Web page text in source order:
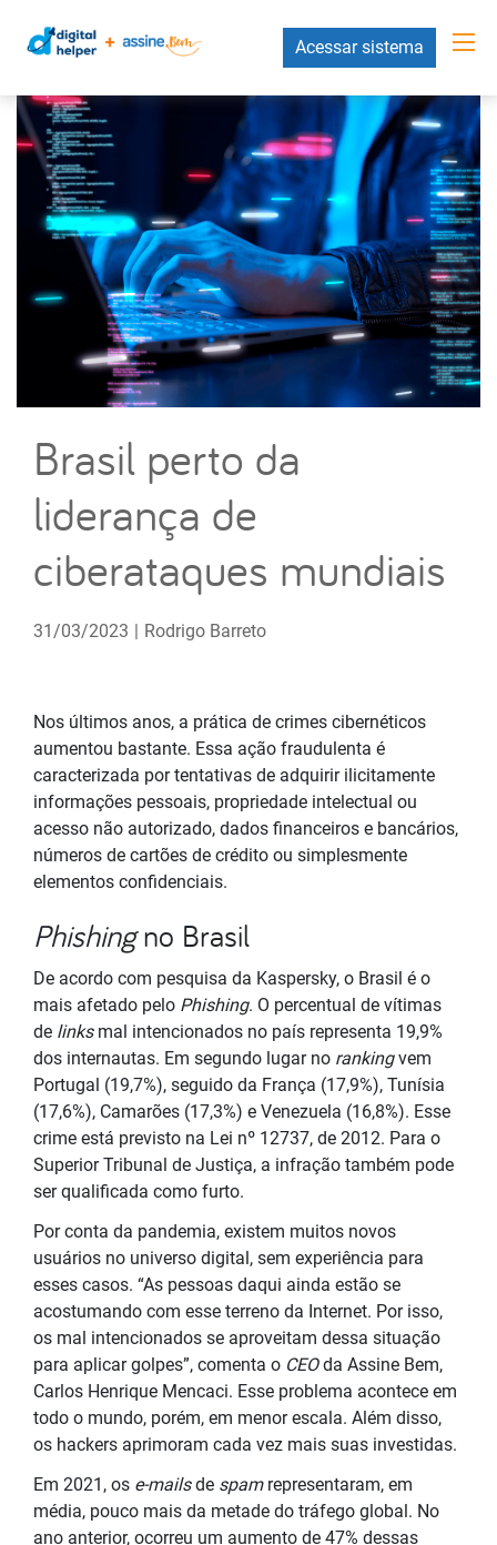
Acessar sistema
Brasil perto da
liderança de
ciberataques mundiais
31/03/2023 | Rodrigo Barreto
Nos últimos anos, a prática de crimes cibernéticos
aumentou bastante. Essa ação fraudulenta é
caracterizada por tentativas de adquirir ilicitamente
informações pessoais, propriedade intelectual ou
acesso não autorizado, dados financeiros e bancários,
números de cartões de crédito ou simplesmente
elementos confidenciais.
Phishingno Brasil
De acordo com pesquisa da Kaspersky, o Brasil é o
mais afetado pelo Phishing. O percentual de vítimas
de linksmal intencionados no país representa 19,9%
dos internautas. Em segundo lugar no rankingvem
Portugal (19,7%), seguido da França (17,9%), Tunísia
(17,6%), Camarões (17,3%) e Venezuela (16,8%). Esse
crime está previsto na Lei nº 12737, de 2012. Para o
Superior Tribunal de Justiça, a infração também pode
ser qualificada como furto.
Por conta da pandemia, existem muitos novos
usuários no universo digital, sem experiência para
esses casos. “As pessoas daqui ainda estão se
acostumando com esse terreno da Internet. Por isso,
os mal intencionados se aproveitam dessa situação
para aplicar golpes”, comenta o CEOda Assine Bem,
Carlos Henrique Mencaci. Esse problema acontece em
todo o mundo, porém, em menor escala. Além disso,
os hackers aprimoram cada vez mais suas investidas.
Em 2021, os e-mailsde spamrepresentaram, em
média, pouco mais da metade do tráfego global. No
ano anterior, ocorreu um aumento de 47% dessas